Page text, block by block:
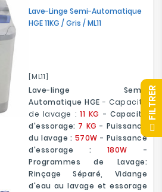
Lave-Linge Semi-Automatique
HGE 11KG / Gris / ML11
[ML11]
Lave-linge Semi-
Automatique HGE - Capacité
de lavage : 11 KG - Capacité
d'essorage: 7 KG - Puissance
du lavage : 570W - Puissance
d'essorage : 180W -
Programmes de Lavage:
Rinçage Séparé, Vidange
d'eau au lavage et essorage
R